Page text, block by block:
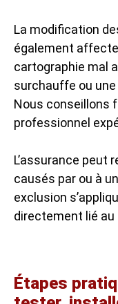
La modification
également
cartographie mal
surchauffe ou
Nous conseillons
professionnel
L’assurance peut
causés par ou à
exclusion
directement lié au
Étapes